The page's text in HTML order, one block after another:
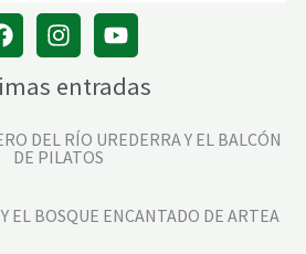
entradas
DEL RÍO UREDERRA Y EL BALCÓN
DE PILATOS
EL BOSQUE ENCANTADO DE ARTEA